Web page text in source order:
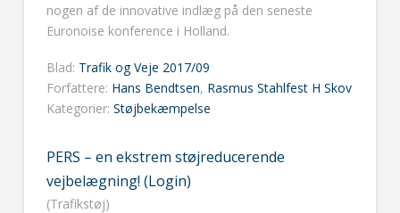
nogen af de innovative indlæg på den seneste
Euronoise konference i Holland.
Blad: Trafik og Veje 2017/09
Forfattere: Hans Bendtsen, Rasmus Stahlfest H Skov
Kategorier: Støjbekæmpelse
PERS – en ekstrem støjreducerende
vejbelægning! (Login)
(Trafikstøj)